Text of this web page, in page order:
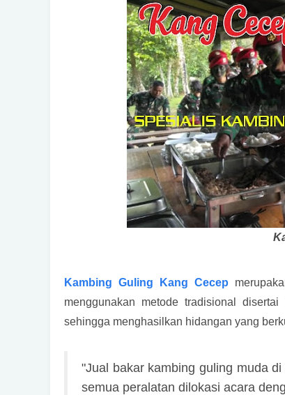
Kambing Guling Kang Cecep
menggunakan metode tradisional
sehingga menghasilkan hidangan yang
"Jual bakar kambing guling muda
semua peralatan dilokasi acara